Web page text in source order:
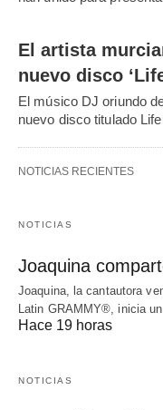
El artista
nuevo disco
El músico DJ oriundo
nuevo disco titulado
NOTICIAS RECIENTES
NOTICIAS
Joaquina
Joaquina, la cantautora
Latin GRAMMY®, inicia
Hace 19 horas
NOTICIAS